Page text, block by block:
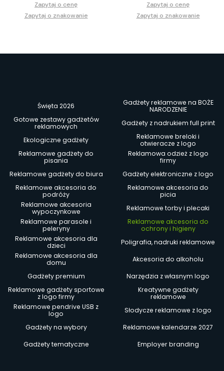
Zapytaj o cenę
Zapytaj o znakowanie
Zapytaj o cenę
Zapytaj o znakowanie
Święta 2026
Gadżety reklamowe na BOŻE
NARODZENIE
Gotowe zestawy gadżetów
reklamowych
Gadżety z nadrukiem full print
Ekologiczne gadżety
Reklamowe breloki i
otwieracze z logo
Reklamowe gadżety do
pisania
Reklamowa odzież z logo
firmy
Reklamowe gadżety do biura
Gadżety elektroniczne z logo
Reklamowe akcesoria do
podróży
Reklamowe akcesoria do
picia
Reklamowe akcesoria
wypoczynkowe
Reklamowe torby i plecaki
Reklamowe parasole i
peleryny
Reklamowe akcesoria do
ochrony i higieny
Reklamowe akcesoria dla
dzieci
Poligrafia, nadruki reklamowe
Reklamowe akcesoria dla
domu
Akcesoria do alkoholu
Gadżety premium
Narzędzia z własnym logo
Reklamowe gadżety sportowe
z logo firmy
Kreatywne gadżety
reklamowe
Reklamowe pendrive USB z
logo
Słodycze reklamowe z logo
Gadżety na wybory
Reklamowe kalendarze 2027
Gadżety tematyczne
Employer branding